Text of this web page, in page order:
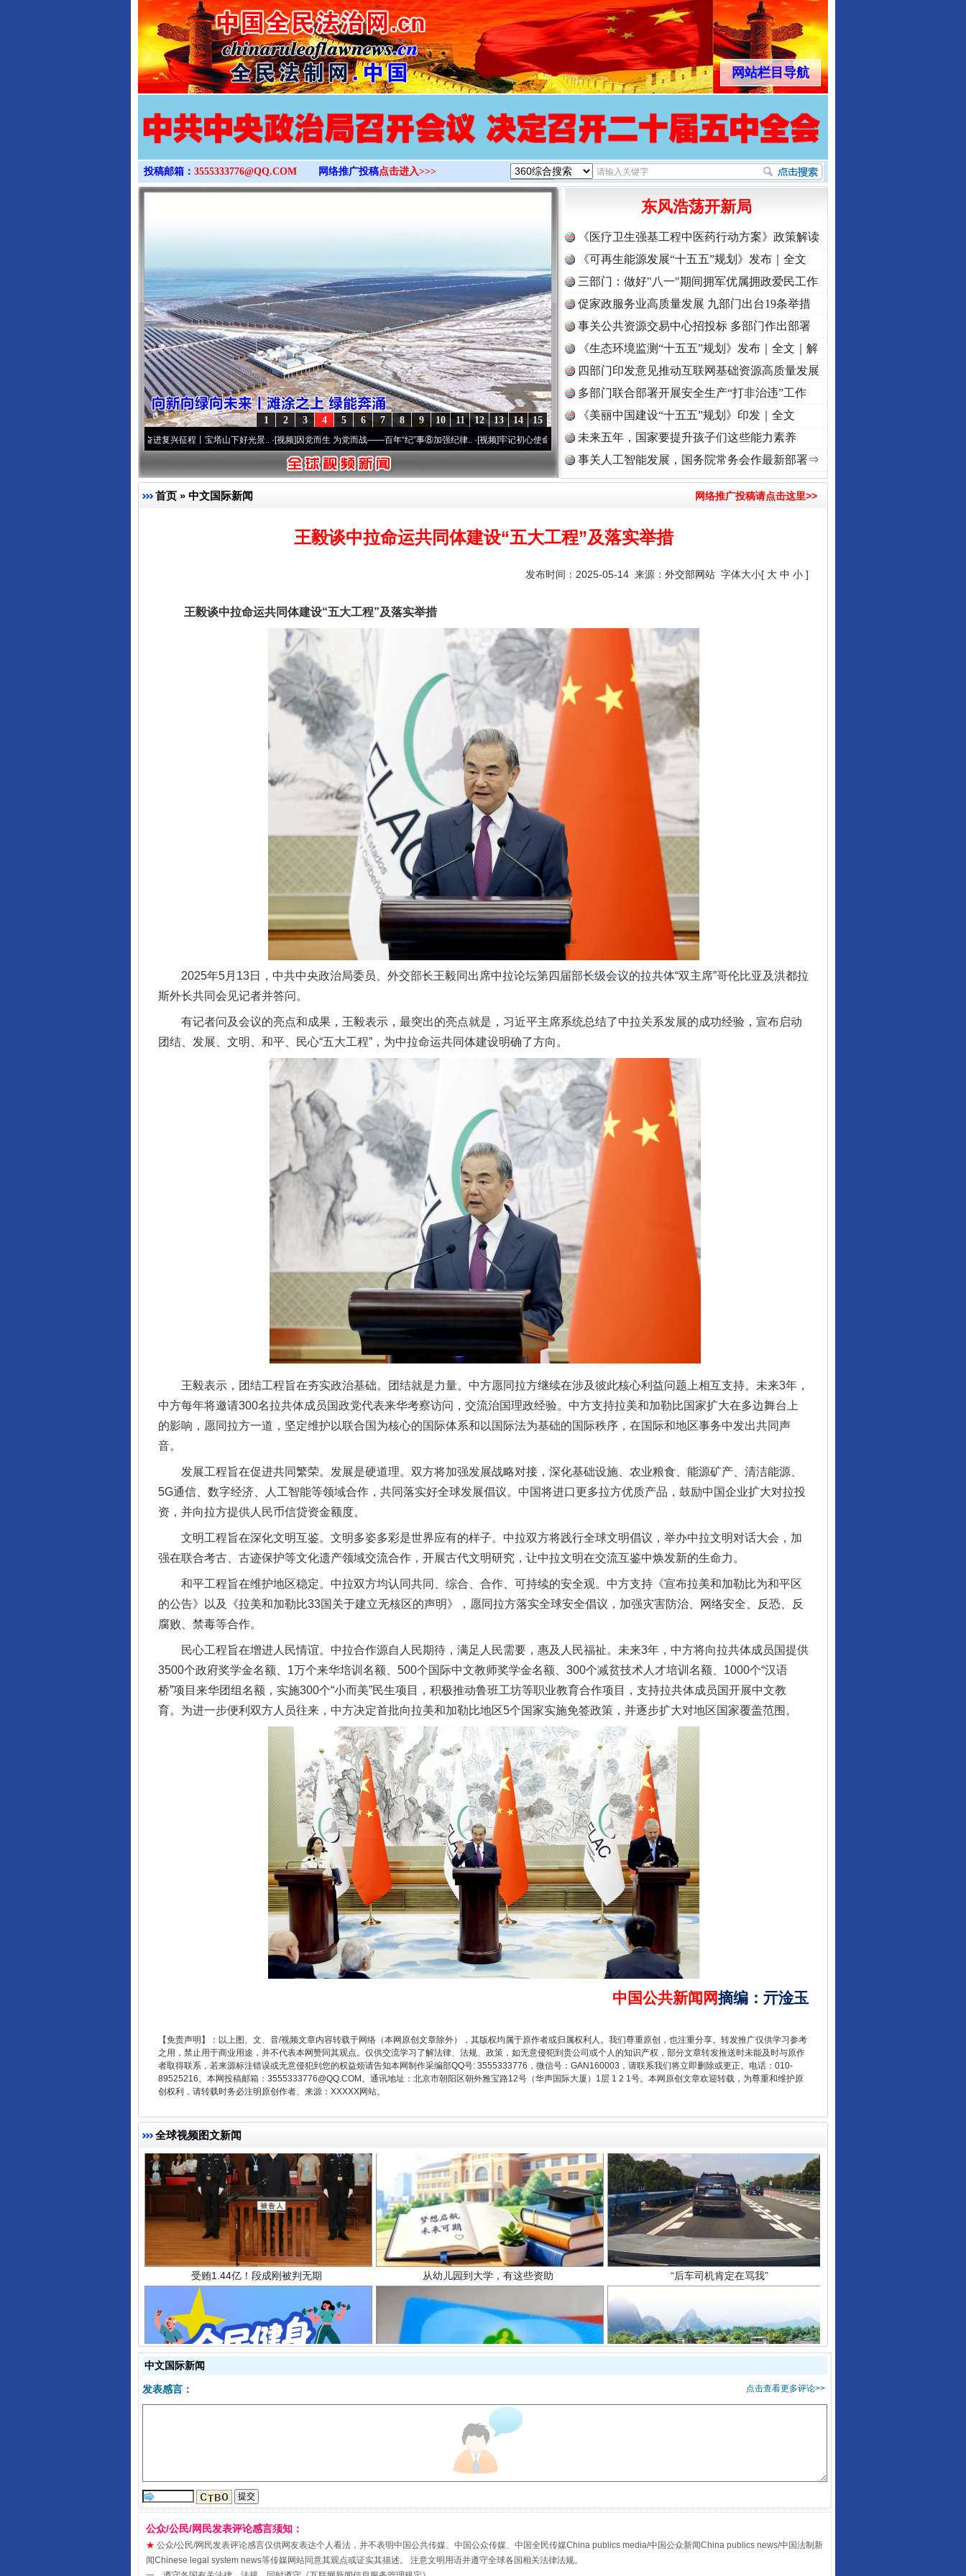
>
网站栏目导航
投稿邮箱： 3555333776@QQ.COM 网络推广投稿点击进入>>>
15
14
13
12
11
10
9
8
7
6
5
4
3
2
1
牢记初心使命 奋进复兴征程丨宝塔山下好光景..·[视频]因党而生 为党而战——百年“纪”事⑧加强纪律..·[视频]牢记初心使命 奋进复兴征程丨“转折之城”激荡..·[视频]牢记初心使命 奋进复兴征程丨红船起航处 潮起..
东风浩荡开新局
《医疗卫生强基工程中医药行动方案》政策解读
《可再生能源发展“十五五”规划》发布｜全文
三部门：做好"八一"期间拥军优属拥政爱民工作
促家政服务业高质量发展 九部门出台19条举措
事关公共资源交易中心招投标 多部门作出部署
《生态环境监测“十五五”规划》发布｜全文｜解
读
四部门印发意见推动互联网基础资源高质量发展
多部门联合部署开展安全生产“打非治违”工作
《美丽中国建设“十五五”规划》印发｜全文
未来五年，国家要提升孩子们这些能力素养
事关人工智能发展，国务院常务会作最新部署⇒
首页 » 中文国际新闻 网络推广投稿请点击这里>>
王毅谈中拉命运共同体建设“五大工程”及落实举措
发布时间：2025-05-14 来源： 外交部网站 字体大小[ 大 中 小 ]
王毅谈中拉命运共同体建设“五大工程”及落实举措
2025年5月13日，中共中央政治局委员、外交部长王毅同出席中拉论坛第四届部长级会议的拉共体“双主席”哥伦比亚及洪都拉
斯外长共同会见记者并答问。
有记者问及会议的亮点和成果，王毅表示，最突出的亮点就是，习近平主席系统总结了中拉关系发展的成功经验，宣布启动
团结、发展、文明、和平、民心“五大工程”，为中拉命运共同体建设明确了方向。
王毅表示，团结工程旨在夯实政治基础。团结就是力量。中方愿同拉方继续在涉及彼此核心利益问题上相互支持。未来3年，
中方每年将邀请300名拉共体成员国政党代表来华考察访问，交流治国理政经验。中方支持拉美和加勒比国家扩大在多边舞台上
的影响，愿同拉方一道，坚定维护以联合国为核心的国际体系和以国际法为基础的国际秩序，在国际和地区事务中发出共同声
音。
发展工程旨在促进共同繁荣。发展是硬道理。双方将加强发展战略对接，深化基础设施、农业粮食、能源矿产、清洁能源、
5G通信、数字经济、人工智能等领域合作，共同落实好全球发展倡议。中国将进口更多拉方优质产品，鼓励中国企业扩大对拉投
资，并向拉方提供人民币信贷资金额度。
文明工程旨在深化文明互鉴。文明多姿多彩是世界应有的样子。中拉双方将践行全球文明倡议，举办中拉文明对话大会，加
强在联合考古、古迹保护等文化遗产领域交流合作，开展古代文明研究，让中拉文明在交流互鉴中焕发新的生命力。
和平工程旨在维护地区稳定。中拉双方均认同共同、综合、合作、可持续的安全观。中方支持《宣布拉美和加勒比为和平区
的公告》以及《拉美和加勒比33国关于建立无核区的声明》，愿同拉方落实全球安全倡议，加强灾害防治、网络安全、反恐、反
腐败、禁毒等合作。
民心工程旨在增进人民情谊。中拉合作源自人民期待，满足人民需要，惠及人民福祉。未来3年，中方将向拉共体成员国提供
3500个政府奖学金名额、1万个来华培训名额、500个国际中文教师奖学金名额、300个减贫技术人才培训名额、1000个“汉语
桥”项目来华团组名额，实施300个“小而美”民生项目，积极推动鲁班工坊等职业教育合作项目，支持拉共体成员国开展中文教
育。为进一步便利双方人员往来，中方决定首批向拉美和加勒比地区5个国家实施免签政策，并逐步扩大对地区国家覆盖范围。
中国公共新闻网摘编 ： 亓淦玉
【免责声明】：以上图、文、音/视频文章内容转载于网络（本网原创文章除外），其版权均属于原作者或归属权利人。我们尊重原创，也注重分享。转发推广仅供学习参考
之用，禁止用于商业用途，并不代表本网赞同其观点。仅供交流学习了解法律、法规、政策，如无意侵犯到贵公司或个人的知识产权，部分文章转发推送时未能及时与原作
者取得联系，若来源标注错误或无意侵犯到您的权益烦请告知本网制作采编部QQ号: 3555333776，微信号：GAN160003，请联系我们将立即删除或更正。电话：010-
89525216。本网投稿邮箱：3555333776@QQ.COM。通讯地址：北京市朝阳区朝外雅宝路12号（华声国际大厦）1层 1 2 1号。本网原创文章欢迎转载，为尊重和维护原
创权利，请转载时务必注明原创作者、来源：XXXXX网站。
全球视频图文新闻
完善运行机制助力责任有效落实 一纸欠条伤亲情 巡回调解促和解.. 行业协会接连发公告
东山县通报“牛蛙产品抗生素超标问题” 法徽映军营 权益有保障 让核能赋能千行百业
千年窑火 生生不息 一批国家标准开始实施 从数据变化看反腐深化
揭开“小金库”的免责幌子 以产业富民促振兴 酒驾未被当场查获能处罚吗
受贿1.44亿！段成刚被判无期 从幼儿园到大学，有这些资助 “后车司机肯定在骂我”
全民健身五年计划来了！等你上场
阿坝州三大球赛在茂县开幕 规模最大的光氢储一体化项目 走走走！国家喊你健身啦
中文国际新闻
点击查看更多评论>>
发表感言：
公众/公民/网民发表评论感言须知：
★ 公众/公民/网民发表评论感言仅供网友表达个人看法，并不表明中国公共传媒、中国公众传媒、中国全民传媒China publics media/中国公众新闻China publics news/中国法制新
闻Chinese legal system news等传媒网站同意其观点或证实其描述。 注意文明用语并遵守全球各国相关法律法规。